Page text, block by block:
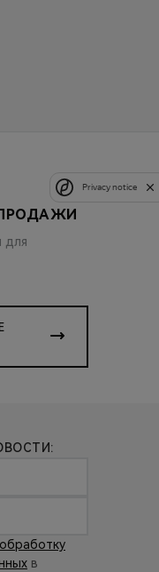
для
в
Privacy notice